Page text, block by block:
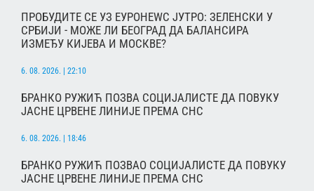
ПРОБУДИТЕ СЕ УЗ ЕУРОНЕWС ЈУТРО: ЗЕЛЕНСКИ У
СРБИЈИ - МОЖЕ ЛИ БЕОГРАД ДА БАЛАНСИРА
ИЗМЕЂУ КИЈЕВА И МОСКВЕ?
6. 08. 2026. | 22:10
БРАНКО РУЖИЋ ПОЗВА СОЦИЈАЛИСТЕ ДА ПОВУКУ
ЈАСНЕ ЦРВЕНЕ ЛИНИЈЕ ПРЕМА СНС
6. 08. 2026. | 18:46
БРАНКО РУЖИЋ ПОЗВАО СОЦИЈАЛИСТЕ ДА ПОВУКУ
ЈАСНЕ ЦРВЕНЕ ЛИНИЈЕ ПРЕМА СНС